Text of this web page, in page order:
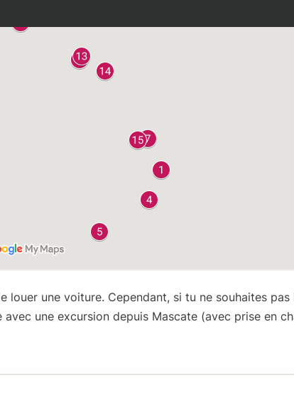
louer une voiture. Cependant, si tu ne souhaites pas
une excursion depuis Mascate (avec prise en